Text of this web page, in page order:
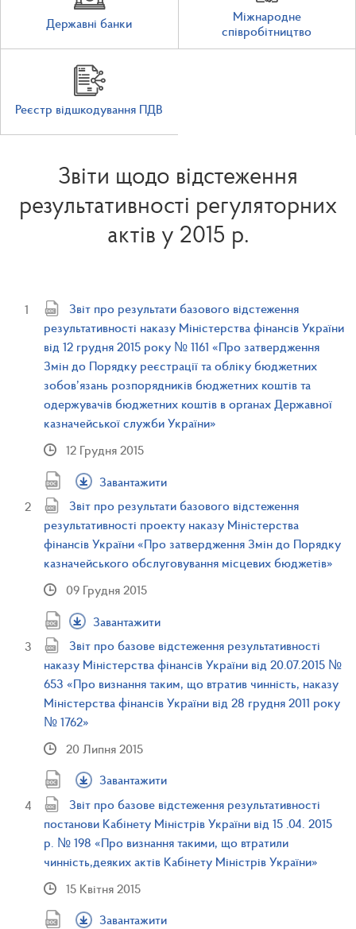
Державні банки
Міжнародне
співробітництво
Реєстр відшкодування ПДВ
Звіти щодо відстеження
результативності регуляторних
актів у 2015 р.
Звіт про результати базового відстеження
результативності наказу Міністерства фінансів України
від 12 грудня 2015 року № 1161 «Про затвердження
Змін до Порядку реєстрації та обліку бюджетних
зобов’язань розпорядників бюджетних коштів та
одержувачів бюджетних коштів в органах Державної
казначейської служби України»
12 Грудня 2015
Завантажити
Звіт про результати базового відстеження
результативності проекту наказу Міністерства
фінансів України «Про затвердження Змін до Порядку
казначейського обслуговування місцевих бюджетів»
09 Грудня 2015
Завантажити
Звіт про базове відстеження результативності
наказу Міністерства фінансів України від 20.07.2015 №
653 «Про визнання таким, що втратив чинність, наказу
Міністерства фінансів України від 28 грудня 2011 року
№ 1762»
20 Липня 2015
Завантажити
Звіт про базове відстеження результативності
постанови Кабінету Міністрів України від 15 .04. 2015
р. № 198 «Про визнання такими, що втратили
чинність,деяких актів Кабінету Міністрів України»
15 Квітня 2015
Завантажити